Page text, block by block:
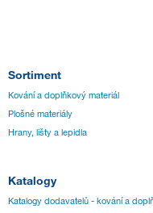
Sortiment
Kování a doplňkový materiál
Plošné materiály
Hrany, lišty a lepidla
Katalogy
Katalogy dodavatelů - kování a